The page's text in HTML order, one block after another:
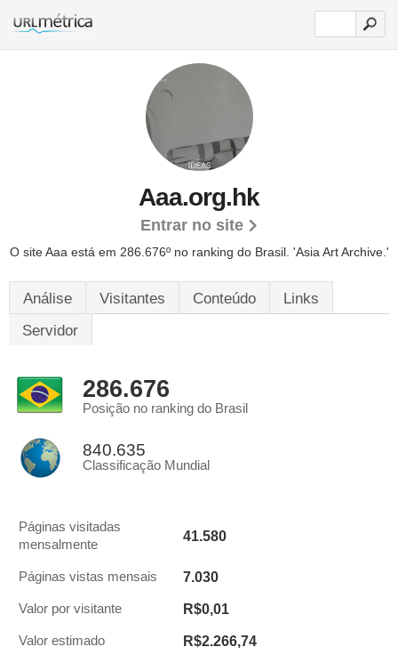
Aaa.org.hk
Entrar no site
O site Aaa está em 286.676º no ranking do Brasil. 'Asia Art Archive.'
Análise Visitantes Conteúdo
Links
Servidor
286.676
Posição no ranking do Brasil
840.635
Classificação Mundial
Páginas visitadas
mensalmente
41.580
Páginas vistas mensais 7.030
Valor por visitante R$0,01
Valor estimado R$2.266,74